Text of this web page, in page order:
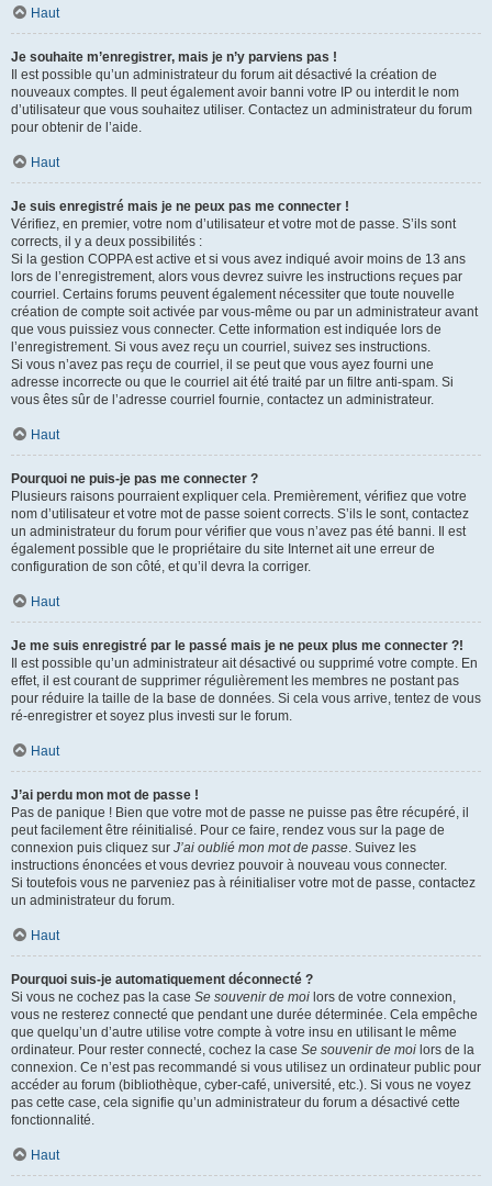
Haut
Je souhaite m’enregistrer, mais je n’y parviens pas !
Il est possible qu’un administrateur du forum ait désactivé la création de
nouveaux comptes. Il peut également avoir banni votre IP ou interdit le nom
d’utilisateur que vous souhaitez utiliser. Contactez un administrateur du forum
pour obtenir de l’aide.
Haut
Je suis enregistré mais je ne peux pas me connecter !
Vérifiez, en premier, votre nom d’utilisateur et votre mot de passe. S’ils sont
corrects, il y a deux possibilités :
Si la gestion COPPA est active et si vous avez indiqué avoir moins de 13 ans
lors de l’enregistrement, alors vous devrez suivre les instructions reçues par
courriel. Certains forums peuvent également nécessiter que toute nouvelle
création de compte soit activée par vous-même ou par un administrateur avant
que vous puissiez vous connecter. Cette information est indiquée lors de
l’enregistrement. Si vous avez reçu un courriel, suivez ses instructions.
Si vous n’avez pas reçu de courriel, il se peut que vous ayez fourni une
adresse incorrecte ou que le courriel ait été traité par un filtre anti-spam. Si
vous êtes sûr de l’adresse courriel fournie, contactez un administrateur.
Haut
Pourquoi ne puis-je pas me connecter ?
Plusieurs raisons pourraient expliquer cela. Premièrement, vérifiez que votre
nom d’utilisateur et votre mot de passe soient corrects. S’ils le sont, contactez
un administrateur du forum pour vérifier que vous n’avez pas été banni. Il est
également possible que le propriétaire du site Internet ait une erreur de
configuration de son côté, et qu’il devra la corriger.
Haut
Je me suis enregistré par le passé mais je ne peux plus me connecter ?!
Il est possible qu’un administrateur ait désactivé ou supprimé votre compte. En
effet, il est courant de supprimer régulièrement les membres ne postant pas
pour réduire la taille de la base de données. Si cela vous arrive, tentez de vous
ré-enregistrer et soyez plus investi sur le forum.
Haut
J’ai perdu mon mot de passe !
Pas de panique ! Bien que votre mot de passe ne puisse pas être récupéré, il
peut facilement être réinitialisé. Pour ce faire, rendez vous sur la page de
connexion puis cliquez sur J’ai oublié mon mot de passe. Suivez les
instructions énoncées et vous devriez pouvoir à nouveau vous connecter.
Si toutefois vous ne parveniez pas à réinitialiser votre mot de passe, contactez
un administrateur du forum.
Haut
Pourquoi suis-je automatiquement déconnecté ?
Si vous ne cochez pas la case Se souvenir de moi lors de votre connexion,
vous ne resterez connecté que pendant une durée déterminée. Cela empêche
que quelqu’un d’autre utilise votre compte à votre insu en utilisant le même
ordinateur. Pour rester connecté, cochez la case Se souvenir de moi lors de la
connexion. Ce n’est pas recommandé si vous utilisez un ordinateur public pour
accéder au forum (bibliothèque, cyber-café, université, etc.). Si vous ne voyez
pas cette case, cela signifie qu’un administrateur du forum a désactivé cette
fonctionnalité.
Haut